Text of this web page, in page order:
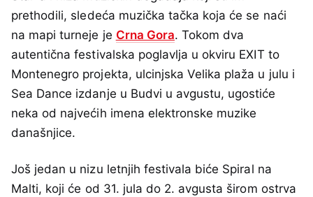
prethodili, sledeća muzička tačka koja će se naći
na mapi turneje je Crna Gora. Tokom dva
autentična festivalska poglavlja u okviru EXIT to
Montenegro projekta, ulcinjska Velika plaža u julu i
Sea Dance izdanje u Budvi u avgustu, ugostiće
neka od najvećih imena elektronske muzike
današnjice.
Još jedan u nizu letnjih festivala biće Spiral na
Malti, koji će od 31. jula do 2. avgusta širom ostrva